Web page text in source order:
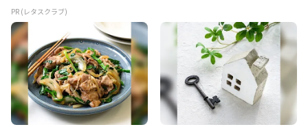
PR (レタスクラブ)